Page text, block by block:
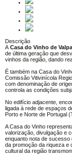
Descrição
A Casa do Vinho de
de última geração que
vinhos da região, dando
É também na Casa do
Comissão Vitivinícola
com denominação de
controla as condições
No edifício adjacente,
ligada à rede de espaços
Porto e Norte de Portugal
A Casa do Vinho
valorização, divulgação e
enquanto nota de sucesso
da promoção da riqueza e
cultural da região